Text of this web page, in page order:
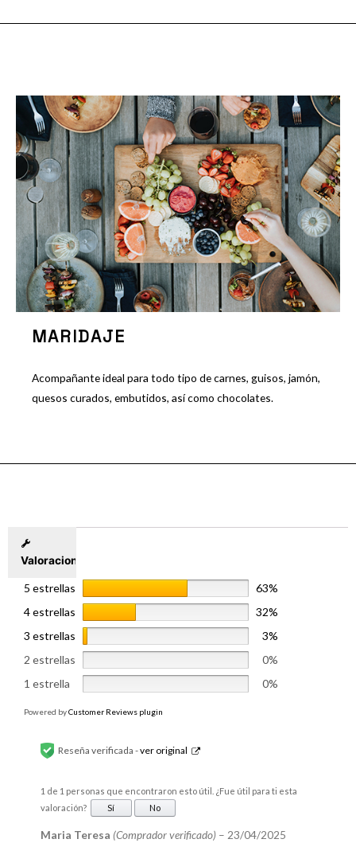
MARIDAJE
Acompañante ideal para todo tipo de carnes, guisos, jamón,
quesos curados, embutidos, así como chocolates.
Valoraciones
5 estrellas
63%
4 estrellas
32%
3 estrellas
3%
2 estrellas
0%
1 estrella
0%
Powered byCustomer Reviews plugin
Maria Teresa (Comprador verificado) – 23/04/2025
Reseña verificada -ver original
1 de 1 personas que encontraron esto útil. ¿Fue útil para ti esta
valoración?
Sí No